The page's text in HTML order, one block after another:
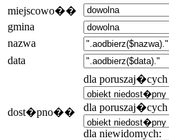
miejscowo��
gmina
nazwa
data
dost�pno��
dla
dla
dla niewidomych: